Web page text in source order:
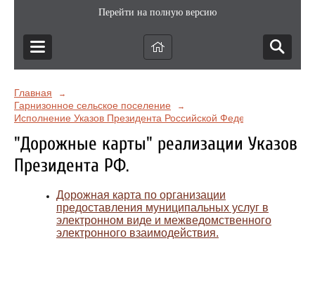
Перейти на полную версию
Главная →
Гарнизонное сельское поселение →
Исполнение Указов Президента Российской Федерации от 7
"Дорожные карты" реализации Указов
Президента РФ.
Дорожная карта по организации
предоставления муниципальных услуг в
электронном виде и межведомственного
электронного взаимодействия.